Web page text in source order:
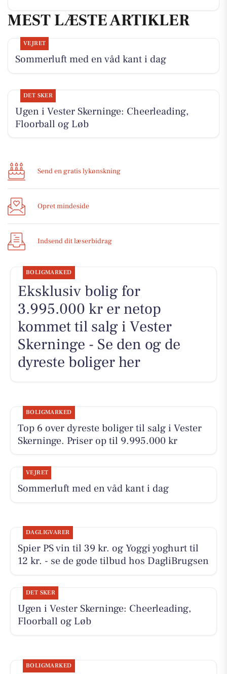
MEST LÆSTE ARTIKLER
VEJRET
Sommerluft med en våd kant i dag
DET SKER
Ugen i Vester Skerninge: Cheerleading,
Floorball og Løb
Send en gratis lykønskning
Opret mindeside
Indsend dit læserbidrag
BOLIGMARKED
Eksklusiv bolig for
3.995.000 kr er netop
kommet til salg i Vester
Skerninge - Se den og de
dyreste boliger her
BOLIGMARKED
Top 6 over dyreste boliger til salg i Vester
Skerninge. Priser op til 9.995.000 kr
VEJRET
Sommerluft med en våd kant i dag
DAGLIGVARER
Spier PS vin til 39 kr. og Yoggi yoghurt til
12 kr. - se de gode tilbud hos DagliBrugsen
DET SKER
Ugen i Vester Skerninge: Cheerleading,
Floorball og Løb
BOLIGMARKED